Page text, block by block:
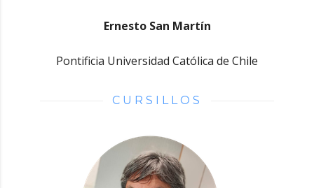
Ernesto San Martín
Pontificia Universidad Católica de Chile
CURSILLOS